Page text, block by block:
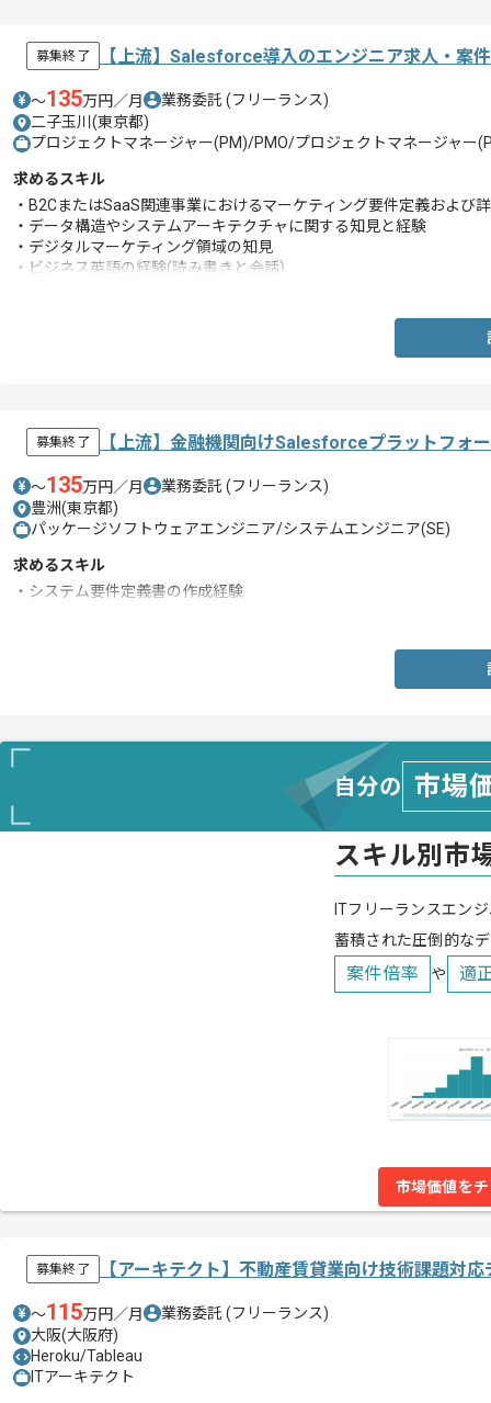
募集終了 【上流】Salesforce導入のエンジニア求人・案件
〜135万円／月 業務委託 (フリーランス)
二子玉川(東京都)
プロジェクトマネージャー(PM)/PMO/プロジェクトマネージャー
求めるスキル
・B2CまたはSaaS関連事業におけるマーケティング要件定義および
・データ構造やシステムアーキテクチャに関する知見と経験
・デジタルマーケティング領域の知見
・ビジネス英語の経験(読み書きと会話)
募集終了 【上流】金融機関向けSalesforceプラットフォ
〜135万円／月 業務委託 (フリーランス)
豊洲(東京都)
パッケージソフトウェアエンジニア/システムエンジニア(SE)
求めるスキル
・システム要件定義書の作成経験
自分の 市場
スキル別市
ITフリーランスエン
蓄積された圧倒的な
案件倍率 や 適
市場価値を
募集終了 【アーキテクト】不動産賃貸業向け技術課題対
〜115万円／月 業務委託 (フリーランス)
大阪(大阪府)
Heroku/Tableau
ITアーキテクト